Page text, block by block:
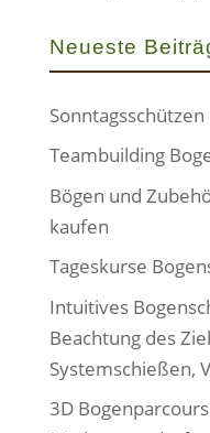
Neueste
Sonntagsschützen
Teambuilding
Bögen und
kaufen
Tageskurse
Intuitives
Beachtung des
Systemschießen,
3D